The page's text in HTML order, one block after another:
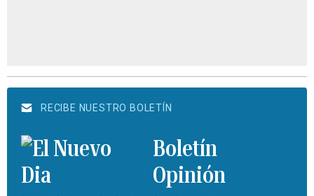
RECIBE NUESTRO BOLETÍN
Boletín
Opinión